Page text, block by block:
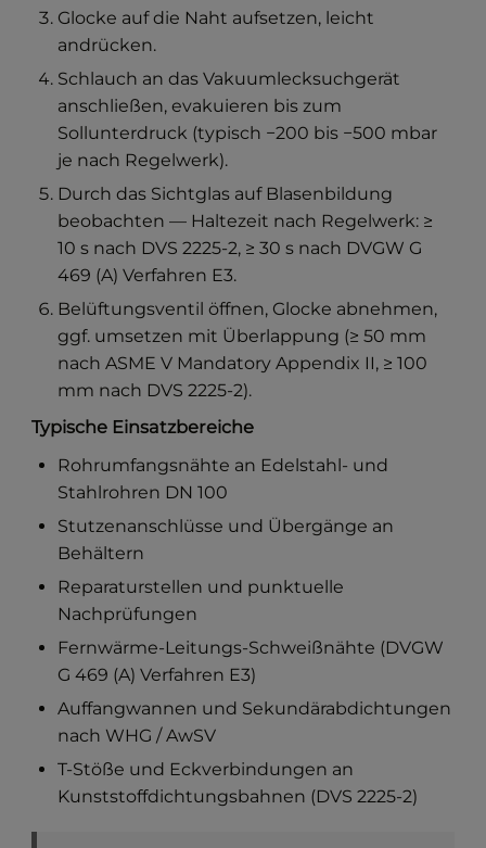
Glocke auf die Naht aufsetzen, leicht
andrücken.
Schlauch an das Vakuumlecksuchgerät
anschließen, evakuieren bis zum
Sollunterdruck (typisch −200 bis −500 mbar
je nach Regelwerk).
Durch das Sichtglas auf Blasenbildung
beobachten — Haltezeit nach Regelwerk: ≥
10 s nach DVS 2225-2, ≥ 30 s nach DVGW G
469 (A) Verfahren E3.
Belüftungsventil öffnen, Glocke abnehmen,
ggf. umsetzen mit Überlappung (≥ 50 mm
nach ASME V Mandatory Appendix II, ≥ 100
mm nach DVS 2225-2).
Typische Einsatzbereiche
Rohrumfangsnähte an Edelstahl- und
Stahlrohren DN 100
Stutzenanschlüsse und Übergänge an
Behältern
Reparaturstellen und punktuelle
Nachprüfungen
Fernwärme-Leitungs-Schweißnähte (DVGW
G 469 (A) Verfahren E3)
Auffangwannen und Sekundärabdichtungen
nach WHG / AwSV
T-Stöße und Eckverbindungen an
Kunststoffdichtungsbahnen (DVS 2225-2)